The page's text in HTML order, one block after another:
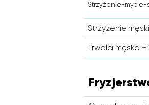
Strzyżenie
Trwała męska